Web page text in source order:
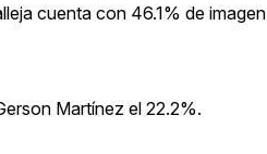
cuenta con 46.1% de imagen
Martínez el 22.2%.